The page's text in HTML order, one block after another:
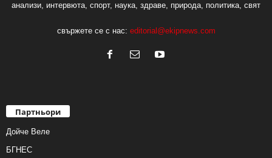
анализи, интервюта, спорт, наука, здраве, природа, политика, свят
свържете се с нас: editorial@ekipnews.com
Партньори
Дойче Веле
БГНЕС